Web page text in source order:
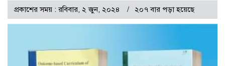
প্রকাশের সময় : রবিবার, ২ জুন, ২০২৪ ২০৭ বার পড়া হয়েছে